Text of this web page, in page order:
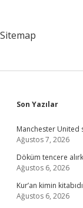
Sitemap
Son Yazılar
Manchester United
Ağustos 7, 2026
Döküm tencere
Ağustos 6, 2026
Kur’an kimin
Ağustos 6, 2026